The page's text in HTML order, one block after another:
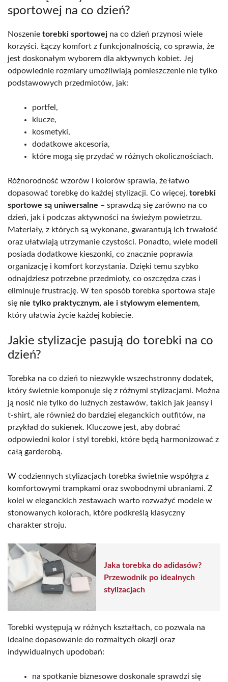
sportowej na co dzień?
Noszenie torebki sportowej na co dzień przynosi wiele
korzyści. Łączy komfort z funkcjonalnością, co sprawia, że
jest doskonałym wyborem dla aktywnych kobiet. Jej
odpowiednie rozmiary umożliwiają pomieszczenie nie tylko
podstawowych przedmiotów, jak:
portfel,
klucze,
kosmetyki,
dodatkowe akcesoria,
które mogą się przydać w różnych okolicznościach.
Różnorodność wzorów i kolorów sprawia, że łatwo
dopasować torebkę do każdej stylizacji. Co więcej, torebki
sportowe są uniwersalne – sprawdzą się zarówno na co
dzień, jak i podczas aktywności na świeżym powietrzu.
Materiały, z których są wykonane, gwarantują ich trwałość
oraz ułatwiają utrzymanie czystości. Ponadto, wiele modeli
posiada dodatkowe kieszonki, co znacznie poprawia
organizację i komfort korzystania. Dzięki temu szybko
odnajdziesz potrzebne przedmioty, co oszczędza czas i
eliminuje frustrację. W ten sposób torebka sportowa staje
się nie tylko praktycznym, ale i stylowym elementem,
który ułatwia życie każdej kobiecie.
Jakie stylizacje pasują do torebki na co
dzień?
Torebka na co dzień to niezwykle wszechstronny dodatek,
który świetnie komponuje się z różnymi stylizacjami. Można
ją nosić nie tylko do luźnych zestawów, takich jak jeansy i
t-shirt, ale również do bardziej eleganckich outfitów, na
przykład do sukienek. Kluczowe jest, aby dobrać
odpowiedni kolor i styl torebki, które będą harmonizować z
całą garderobą.
W codziennych stylizacjach torebka świetnie współgra z
komfortowymi trampkami oraz swobodnymi ubraniami. Z
kolei w eleganckich zestawach warto rozważyć modele w
stonowanych kolorach, które podkreślą klasyczny
charakter stroju.
Jaka torebka do adidasów?
Przewodnik po idealnych
stylizacjach
Torebki występują w różnych kształtach, co pozwala na
idealne dopasowanie do rozmaitych okazji oraz
indywidualnych upodobań:
na spotkanie biznesowe doskonale sprawdzi się